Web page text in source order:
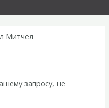
Митчел
запросу, не